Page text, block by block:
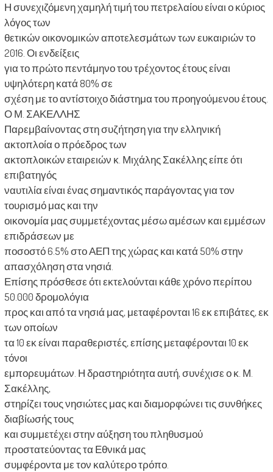
Η συνεχιζόμενη χαμηλή τιμή του πετρελαίου είναι ο κύριος
λόγος των
θετικών οικονομικών αποτελεσμάτων των ευκαιριών το
2016. Οι ενδείξεις
για το πρώτο πεντάμηνο του τρέχοντος έτους είναι
υψηλότερη κατά 80% σε
σχέση με το αντίστοιχο διάστημα του προηγούμενου έτους.
Ο Μ. ΣΑΚΕΛΛΗΣ
Παρεμβαίνοντας στη συζήτηση για την ελληνική
ακτοπλοία ο πρόεδρος των
ακτοπλοικών εταιρειών κ. Μιχάλης Σακέλλης είπε ότι
επιβατηγός
ναυτιλία είναι ένας σημαντικός παράγοντας για τον
τουρισμό μας και την
οικονομία μας συμμετέχοντας μέσω αμέσων και εμμέσων
επιδράσεων με
ποσοστό 6.5% στο ΑΕΠ της χώρας και κατά 50% στην
απασχόληση στα νησιά.
Επίσης πρόσθεσε ότι εκτελούνται κάθε χρόνο περίπου
50.000 δρομολόγια
προς και από τα νησιά μας, μεταφέρονται 16 εκ επιβάτες, εκ
των οποίων
τα 10 εκ είναι παραθεριστές, επίσης μεταφέρονται 10 εκ
τόνοι
εμπορευμάτων. Η δραστηριότητα αυτή, συνέχισε ο κ. Μ.
Σακέλλης,
στηρίζει τους νησιώτες μας και διαμορφώνει τις συνθήκες
διαβίωσής τους
και συμμετέχει στην αύξηση του πληθυσμού
προστατεύοντας τα Εθνικά μας
συμφέροντα με τον καλύτερο τρόπο.